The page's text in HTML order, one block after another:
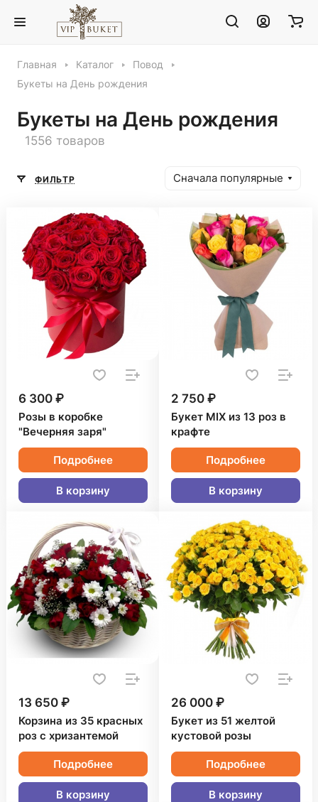
Главная Каталог
Повод
Букеты на День рождения
Букеты на День рождения
1556 товаров
ФИЛЬТР Сначала популярные
6 300 ₽
Розы в коробке
"Вечерняя заря"
Подробнее
В корзину
2 750 ₽
Букет MIX из 13 роз в
крафте
Подробнее
В корзину
13 650 ₽
Корзина из 35 красных
роз с хризантемой
Подробнее
В корзину
26 000 ₽
Букет из 51 желтой
кустовой розы
Подробнее
В корзину